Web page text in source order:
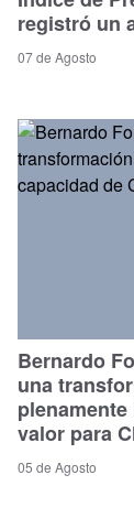
registró un
07 de Agosto
Bernardo
una
valor para
05 de Agosto